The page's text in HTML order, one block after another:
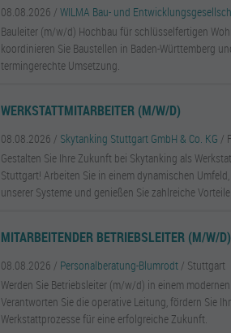
08.08.2026 /WILMA Bau- und
Bauleiter (m/w/d) Hochbau für schlüsselfertigen
koordinieren Sie Baustellen in Baden-Württemberg
termingerechte Umsetzung.
WERKSTATTMITARBEITER (M/W/D)
08.08.2026 / Skytanking Stuttgart GmbH & Co. KG /
Gestalten Sie Ihre Zukunft bei Skytanking als
Stuttgart! Arbeiten Sie in einem dynamischen
unserer Systeme und genießen Sie zahlreiche Vorteile.
MITARBEITENDER BETRIEBSLEITER (M/W/
08.08.2026 / Personalberatung-Blumrodt / Stuttgart
Werden Sie Betriebsleiter (m/w/d) in einem
Verantworten Sie die operative Leitung, fördern Sie
Werkstattprozesse für eine erfolgreiche Zukunft.